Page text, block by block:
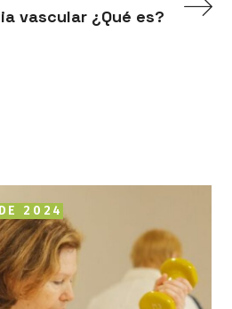
vascular ¿Qué es?
2024